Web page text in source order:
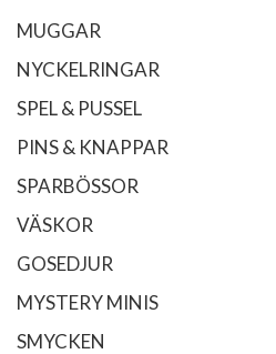
MUGGAR
NYCKELRINGAR
SPEL & PUSSEL
PINS & KNAPPAR
SPARBÖSSOR
VÄSKOR
GOSEDJUR
MYSTERY MINIS
SMYCKEN